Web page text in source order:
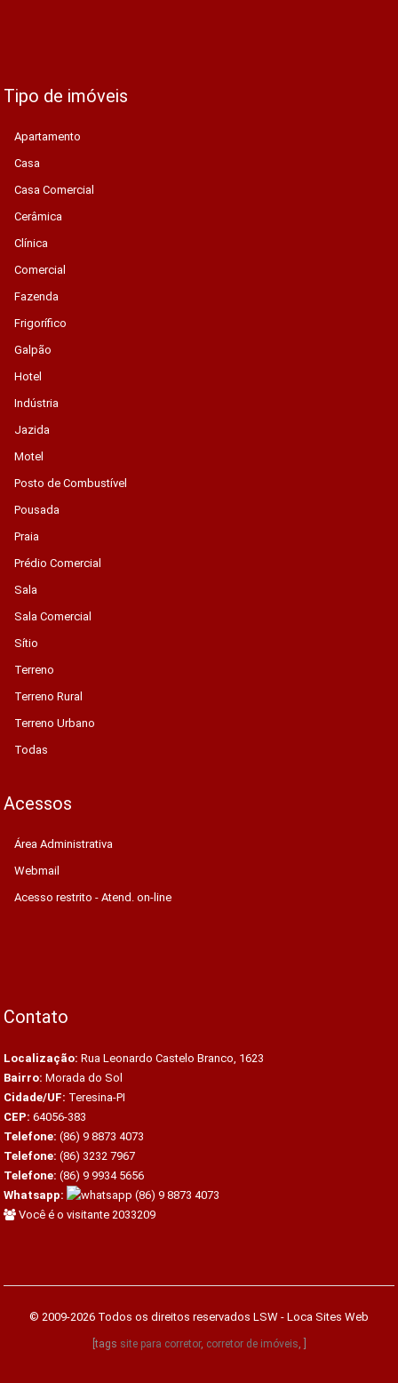
Tipo de imóveis
Apartamento
Casa
Casa Comercial
Cerâmica
Clínica
Comercial
Fazenda
Frigorífico
Galpão
Hotel
Indústria
Jazida
Motel
Posto de Combustível
Pousada
Praia
Prédio Comercial
Sala
Sala Comercial
Sítio
Terreno
Terreno Rural
Terreno Urbano
Todas
Acessos
Área Administrativa
Webmail
Acesso restrito - Atend. on-line
Contato
Localização: Rua Leonardo Castelo Branco, 1623
Bairro: Morada do Sol
Cidade/UF: Teresina-PI
CEP: 64056-383
Telefone: (86) 9 8873 4073
Telefone: (86) 3232 7967
Telefone: (86) 9 9934 5656
Whatsapp:
(86) 9 8873 4073
Você é o visitante 2033209
© 2009-2026 Todos os direitos reservados LSW - Loca Sites Web
[tags site para corretor, corretor de imóveis, ]